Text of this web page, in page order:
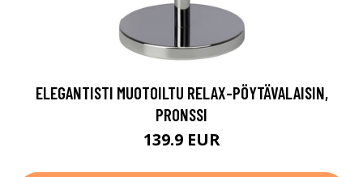
ELEGANTISTI MUOTOILTU RELAX-PÖYTÄVALAISIN,
PRONSSI
139.9 EUR